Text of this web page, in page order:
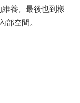
養。最後也到樣
部空間。